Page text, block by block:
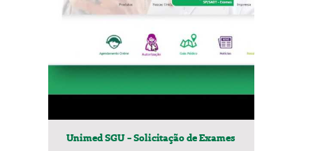
Unimed SGU - Solicitação de Exames